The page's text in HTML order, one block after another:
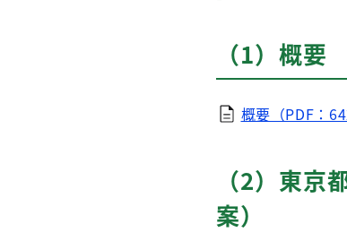
（1）概要
概要（PDF：
（2）東
案）